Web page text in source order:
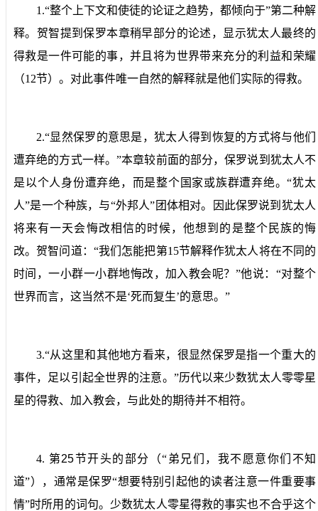
1.“整个上下文和使徒的论证之趋势，都倾向于”第二种解
释。 贺智提到保罗本章稍早部分的论述，显示犹太人最终的
得救是一件可能的事，并且将为世界带来充分的利益和荣耀
（12节）。对此事件唯一自然的解释就是他们实际的得救。
2.“显然保罗的意思是，犹太人得到恢复的方式将与他们
遭弃绝的方式一样。”本章较前面的部分，保罗说到犹太人不
是以个人身份遭弃绝，而是整个国家或族群遭弃绝。“犹太
人”是一个种族，与“外邦人”团体相对。因此保罗说到犹太人
将来有一天会悔改相信的时候，他想到的是整个民族的悔
改。贺智问道：“我们怎能把第15节解释作犹太人将在不同的
时间，一小群一小群地悔改，加入教会呢？”他说：“对整个
世界而言，这当然不是‘死而复生’的意思。”
3.“从这里和其他地方看来，很显然保罗是指一个重大的
事件，足以引起全世界的注意。”历代以来少数犹太人零零星
星的得救、加入教会，与此处的期待并不相符。
4. 第25节开头的部分（“弟兄们，我不愿意你们不知
道”），通常是保罗“想要特别引起他的读者注意一件重要事
情”时所用的词句。 少数犹太人零星得救的事实也不合乎这个